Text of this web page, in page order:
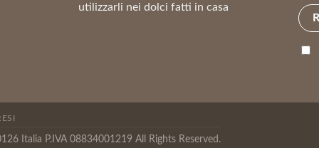
utilizzarli nei dolci fatti in casa
Italia P.IVA 08834001219 All Rights Reserved.